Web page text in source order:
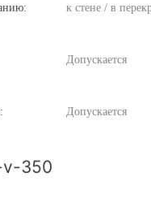
к стене / в
Допускается
Допускается
v-350